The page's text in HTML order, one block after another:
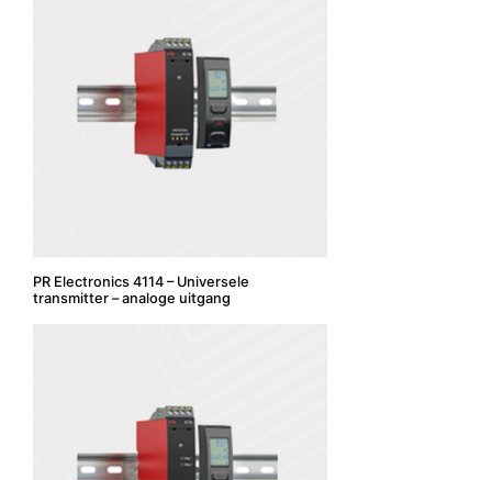
PR Electronics 4114 – Universele
transmitter – analoge uitgang